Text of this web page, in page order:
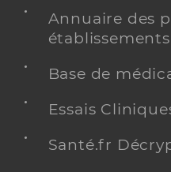
Annuaire des
Base de
Essais
Santé.fr